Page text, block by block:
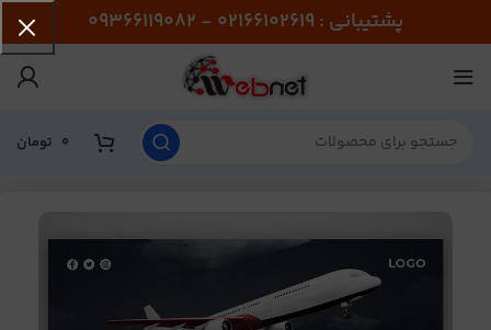
پشتیبانی : 02166102619 - 09366119082
0 تومان